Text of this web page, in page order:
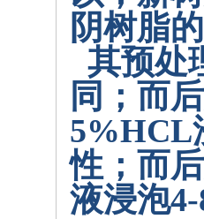
阴树脂
其预处
同；而
5%HCL
性；而
液浸泡